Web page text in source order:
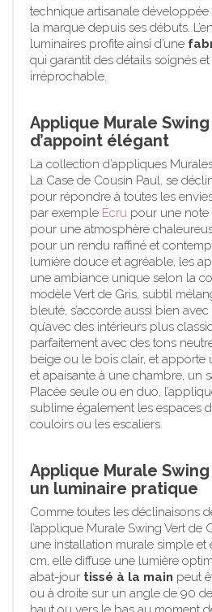
technique artisanale
la marque depuis ses débuts.
luminaires profite ainsi d’une
qui garantit des détails soignés
irréprochable.
Applique Murale
d’appoint élégant
La collection d’appliques
La Case de Cousin Paul, se
pour répondre à toutes les
par exemple Écru pour une note
pour une atmosphère
pour un rendu raffiné et
lumière douce et agréable, les
une ambiance unique selon la
modèle Vert de Gris, subtil
bleuté, s’accorde aussi bien
qu’avec des intérieurs plus
parfaitement avec des tons
beige ou le bois clair, et apporte
et apaisante à une chambre, un
Placée seule ou en duo,
sublime également les espaces
couloirs ou les escaliers.
Applique Murale
un luminaire pratique
Comme toutes les déclinaisons
l’applique Murale Swing Vert de
une installation murale simple et
cm, elle diffuse une lumière
abat-jour tissé à la main peut
ou à droite sur un angle de 90